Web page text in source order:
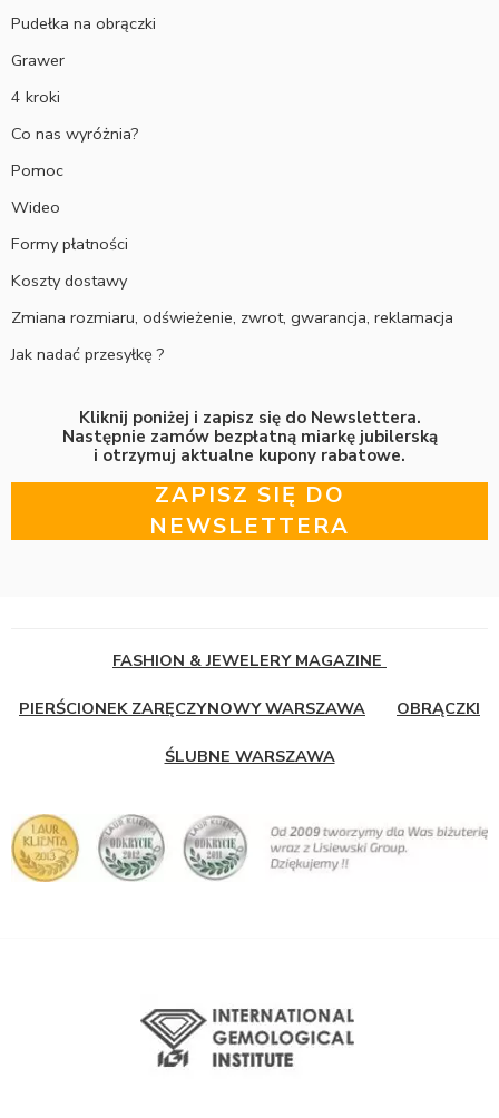
Pudełka na obrączki
Grawer
4 kroki
Co nas wyróżnia?
Pomoc
Wideo
Formy płatności
Koszty dostawy
Zmiana rozmiaru, odświeżenie, zwrot, gwarancja, reklamacja
Jak nadać przesyłkę ?
Kliknij poniżej i zapisz się do Newslettera.
Następnie zamów bezpłatną miarkę jubilerską
i otrzymuj aktualne kupony rabatowe.
ZAPISZ SIĘ DO
NEWSLETTERA
FASHION & JEWELERY MAGAZINE
PIERŚCIONEK ZARĘCZYNOWY WARSZAWA OBRĄCZKI
ŚLUBNE WARSZAWA